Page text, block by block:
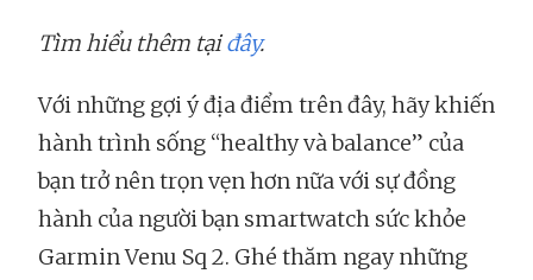
Tìm hiểu thêm tạiđây.
Với những gợi ý địa điểm trên đây, hãy khiến
hành trình sống “healthy và balance” của
bạn trở nên trọn vẹn hơn nữa với sự đồng
hành của người bạn smartwatch sức khỏe
Garmin Venu Sq 2. Ghé thăm ngay những